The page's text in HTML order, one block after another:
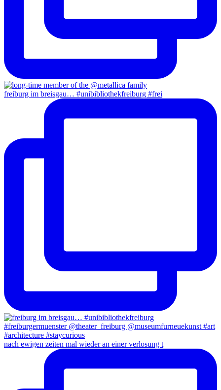
freiburg im breisgau… #unibibliothekfreiburg #frei
nach ewigen zeiten mal wieder an einer verlosung t